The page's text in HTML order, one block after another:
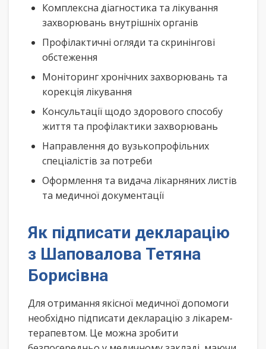
Комплексна діагностика та лікування
захворювань внутрішніх органів
Профілактичні огляди та скринінгові
обстеження
Моніторинг хронічних захворювань та
корекція лікування
Консультації щодо здорового способу
життя та профілактики захворювань
Направлення до вузькопрофільних
спеціалістів за потреби
Оформлення та видача лікарняних листів
та медичної документації
Як підписати декларацію
з Шаповалова Тетяна
Борисівна
Для отримання якісної медичної допомоги
необхідно підписати декларацію з лікарем-
терапевтом. Це можна зробити